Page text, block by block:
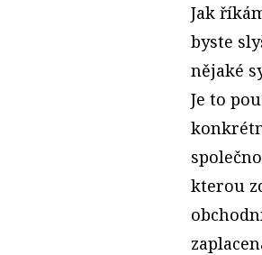
Jak
byste
nějaké
Je to
kterou